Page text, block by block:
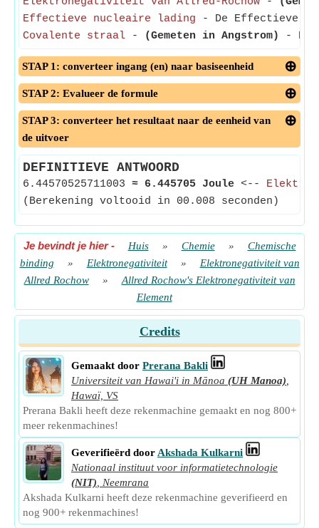
Effectieve nucleaire lading - De Effectieve
Covalente straal - (Gemeten in Angstrom) - De
STAP 1: converteer ingang (en) naar basiseenheid
STAP 2: Evalueer de formule
STAP 3: converteer het resultaat naar de eenheid van
de uitvoer
DEFINITIEVE ANTWOORD
6.44570525711003 ≈ 6.445705 Joule <--
(Berekening voltooid in 00.008 seconden)
Je bevindt je hier- Huis » Chemie »
Chemische
binding
» Elektronegativiteit »
Elektronegativiteit van
Allred Rochow
»
Allred Rochow's Elektronegativiteit van
Element
Credits
Gemaakt door Prerana Bakli
Universiteit van Hawai'i in Mānoa (UH Manoa)
Hawaï, VS
Prerana Bakli heeft deze rekenmachine gemaakt en nog 800+
meer rekenmachines!
Geverifieërd door Akshada Kulkarni
Nationaal instituut voor informatietechnologie
(NIT)
Neemrana
Akshada Kulkarni heeft deze rekenmachine geverifieerd en
nog 900+ rekenmachines!